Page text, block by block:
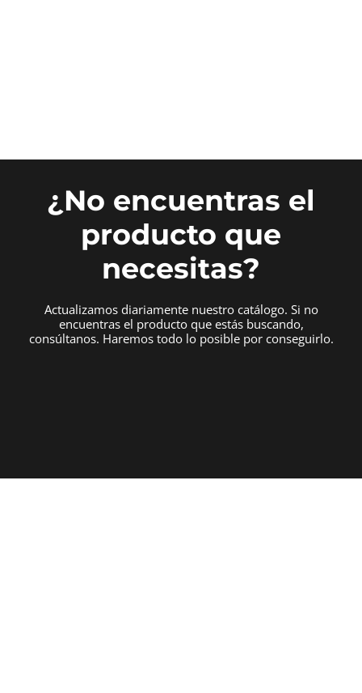
¿No encuentras el
producto que
necesitas?
Actualizamos diariamente nuestro catálogo. Si no
encuentras el producto que estás buscando,
consúltanos. Haremos todo lo posible por conseguirlo.